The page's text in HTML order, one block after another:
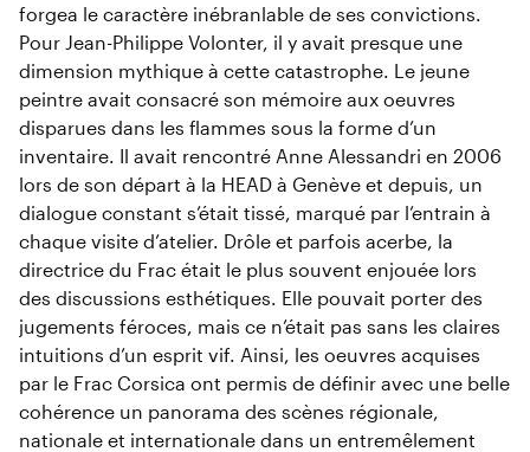
forgea le caractère inébranlable de ses convictions.
Pour Jean-Philippe Volonter, il y avait presque une
dimension mythique à cette catastrophe. Le jeune
peintre avait consacré son mémoire aux oeuvres
disparues dans les flammes sous la forme d’un
inventaire. Il avait rencontré Anne Alessandri en 2006
lors de son départ à la HEAD à Genève et depuis, un
dialogue constant s’était tissé, marqué par l’entrain à
chaque visite d’atelier. Drôle et parfois acerbe, la
directrice du Frac était le plus souvent enjouée lors
des discussions esthétiques. Elle pouvait porter des
jugements féroces, mais ce n’était pas sans les claires
intuitions d’un esprit vif. Ainsi, les oeuvres acquises
par le Frac Corsica ont permis de définir avec une belle
cohérence un panorama des scènes régionale,
nationale et internationale dans un entremêlement